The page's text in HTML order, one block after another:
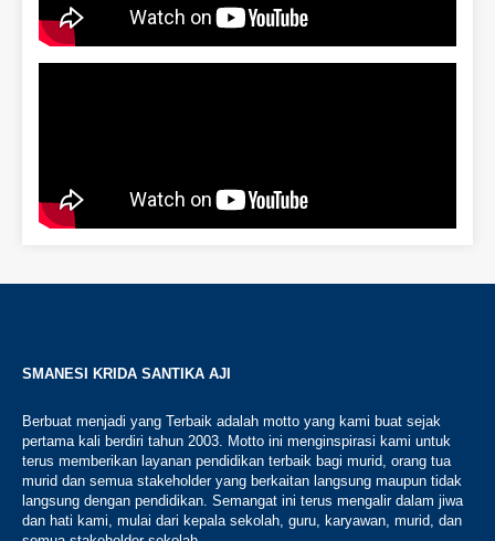
SMANESI KRIDA SANTIKA AJI
Berbuat menjadi yang Terbaik adalah motto yang kami buat sejak
pertama kali berdiri tahun 2003. Motto ini menginspirasi kami untuk
terus memberikan layanan pendidikan terbaik bagi murid, orang tua
murid dan semua stakeholder yang berkaitan langsung maupun tidak
langsung dengan pendidikan. Semangat ini terus mengalir dalam jiwa
dan hati kami, mulai dari kepala sekolah, guru, karyawan, murid, dan